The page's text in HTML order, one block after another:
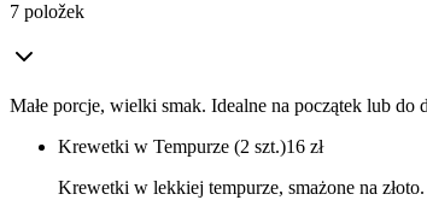
7 položek
Małe porcje, wielki smak. Idealne na początek lub
Krewetki w Tempurze (2 szt.)16 zł
Krewetki w lekkiej tempurze, smażone na